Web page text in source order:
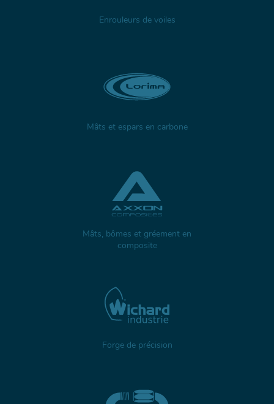
Enrouleurs de voiles
Mâts et espars en carbone
Mâts, bômes et gréement en
composite
Forge de précision